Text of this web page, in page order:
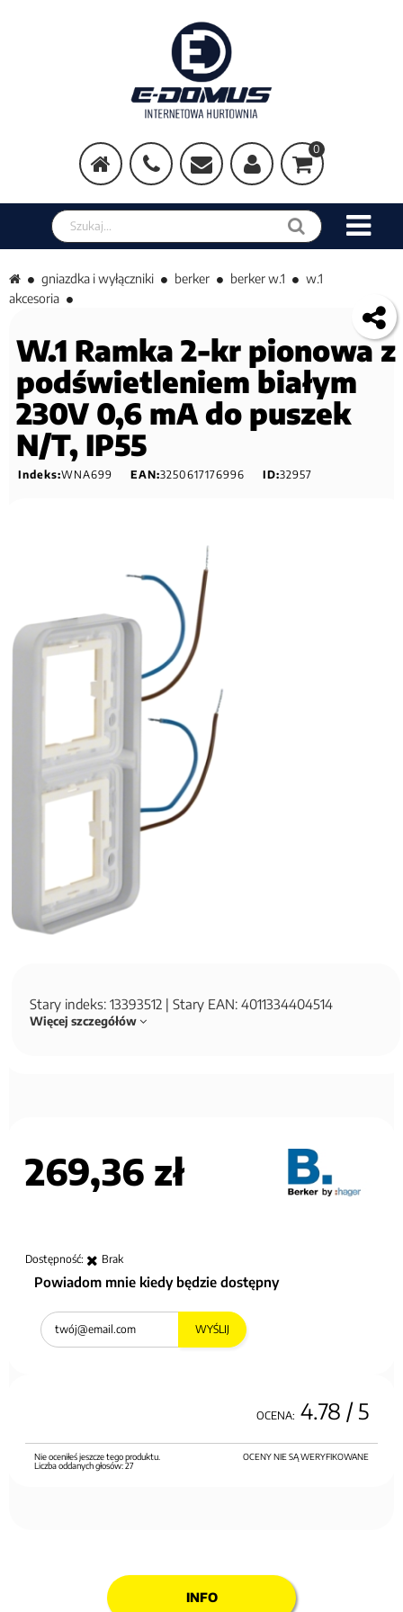
0
Szukaj w sklepie
gniazdka i wyłączniki berker berker w.1
w.1
akcesoria
W.1 Ramka 2-kr pionowa z
podświetleniem białym
230V 0,6 mA do puszek
N/T, IP55
Indeks:WNA699 EAN:3250617176996 ID:32957
Stary indeks: 13393512 | Stary EAN: 4011334404514
Więcej szczegółów
269,36 zł
Dostępność: Brak
Powiadom mnie kiedy będzie dostępny
WYŚLIJ
OCENA: 4.78 / 5
OCENY NIE SĄ WERYFIKOWANE
Nie oceniłeś jeszcze tego produktu.
Liczba oddanych głosów:27
INFO